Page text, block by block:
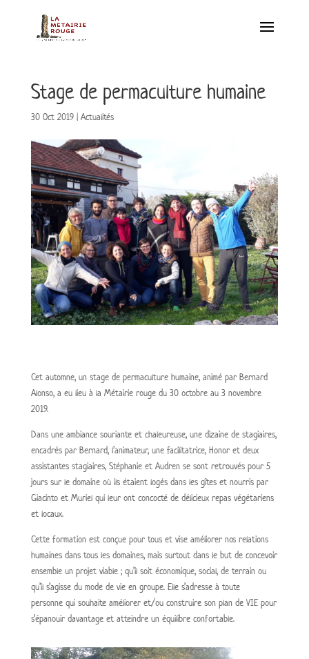
Stage de permaculture humaine
30 Oct 2019| Actualités
Cet automne, un stage de permaculture humaine, animé par Bernard
Alonso, a eu lieu à la Métairie rouge du 30 octobre au 3 novembre
2019.
Dans une ambiance souriante et chaleureuse, une dizaine de stagiaires,
encadrés par Bernard, l’animateur, une facilitatrice, Honor et deux
assistantes stagiaires, Stéphanie et Audren se sont retrouvés pour 5
jours sur le domaine où ils étaient logés dans les gîtes et nourris par
Giacinto et Muriel qui leur ont concocté de délicieux repas végétariens
et locaux.
Cette formation est conçue pour tous et vise améliorer nos relations
humaines dans tous les domaines, mais surtout dans le but de concevoir
ensemble un projet viable ; qu’il soit économique, social, de terrain ou
qu’il s’agisse du mode de vie en groupe. Elle s’adresse à toute
personne qui souhaite améliorer et/ou construire son plan de VIE pour
s’épanouir davantage et atteindre un équilibre confortable.